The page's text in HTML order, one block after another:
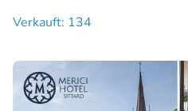
Verkauft: 134